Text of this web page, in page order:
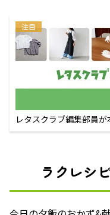
注目
レタスクラブ編集部員
ラクレシ